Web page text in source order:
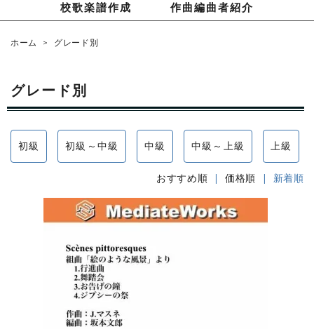
校歌楽譜作成
作曲編曲者紹介
ホーム > グレード別
グレード別
初級 初級～中級 中級 中級～上級 上級
おすすめ順 |価格順 | 新着順